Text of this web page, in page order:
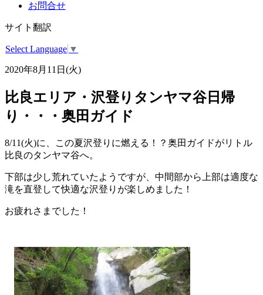
お問合せ
サイト翻訳
Select Language ▼
2020年8月11日(火)
比良エリア・沢登りタンヤマ谷日帰
り・・・奥田ガイド
8/11(火)に、この夏沢登りに燃える！？奥田ガイドがリトル
比良のタンヤマ谷へ。
下部は少し荒れていたようですが、中間部から上部は適度な
滝を直登して快適な沢登りが楽しめました！
お疲れさまでした！